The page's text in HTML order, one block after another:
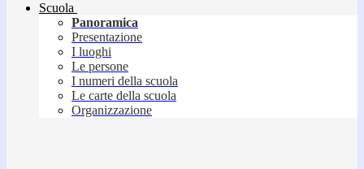
Scuola
Panoramica
Presentazione
I luoghi
Le persone
I numeri della scuola
Le carte della scuola
Organizzazione